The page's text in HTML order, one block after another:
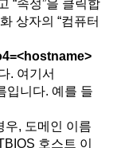
“속성”을 클릭합
상자의 “컴퓨터
. 여기서
입니다. 예를 들
우, 도메인 이름
호스트 이